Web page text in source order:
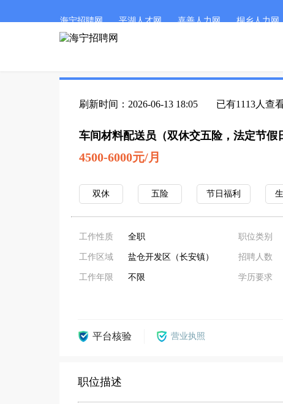
海宁招聘网 平湖人才网 嘉善人力网 桐乡人力网
刷新时间：2026-06-13 18:05 已有1113人查
车间材料配送员（双休交五险，法定节假
4500-6000元/月
双休 五险 节日福利
工作性质 全职
工作区域 盐仓开发区（长安镇）
工作年限 不限
职位类别
招聘人数
学历要求
平台核验 营业执照
职位描述